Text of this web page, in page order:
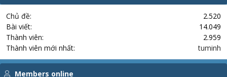
Chủ đề
2.520
Bài viết
14.049
Thành viên
2.959
Thành viên mới nhất
tuminh
Members online